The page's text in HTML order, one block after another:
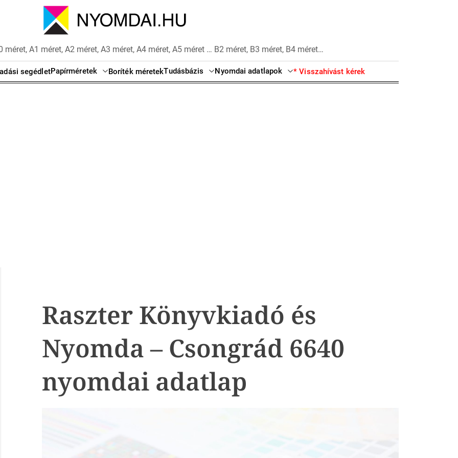
A1 méret, A2 méret, A3 méret, A4 méret, A5 méret … B2 méret, B3 méret, B4 méret…
segédletPapírméretek Boríték méretekTudásbázis Nyomdai adatlapok * Visszahívást kérek
Raszter Könyvkiadó és
Nyomda – Csongrád 6640
nyomdai adatlap